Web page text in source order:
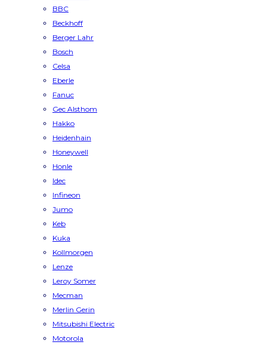
BBC
Beckhoff
Berger Lahr
Bosch
Celsa
Eberle
Fanuc
Gec Alsthom
Hakko
Heidenhain
Honeywell
Honle
Idec
Infineon
Jumo
Keb
Kuka
Kollmorgen
Lenze
Leroy Somer
Mecman
Merlin Gerin
Mitsubishi Electric
Motorola